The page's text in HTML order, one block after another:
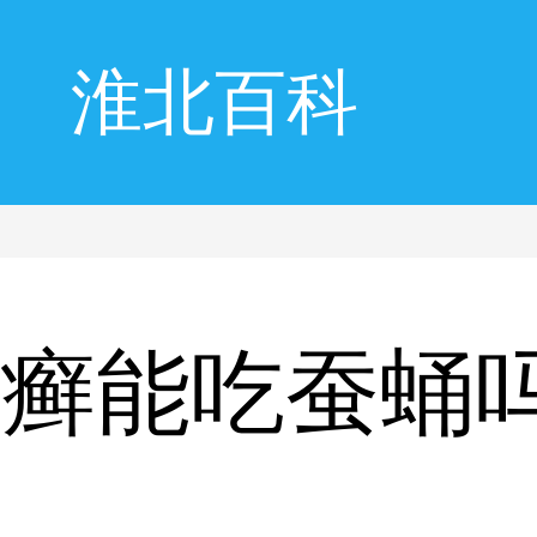
淮北百科
能吃蚕蛹